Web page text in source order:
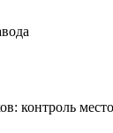
контроль